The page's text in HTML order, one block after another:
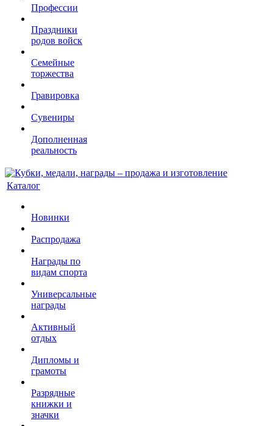
Профессии
Праздники
родов войск
Семейные
торжества
Гравировка
Сувениры
Дополненная
реальность
Каталог
Новинки
Распродажа
Награды по
видам спорта
Универсальные
награды
Активный
отдых
Дипломы и
грамоты
Разрядные
книжки и
значки